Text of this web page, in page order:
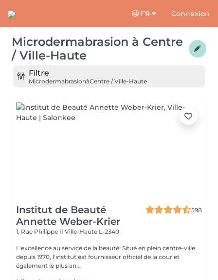
FR Connexion
Microdermabrasion à Centre
/ Ville-Haute
Filtre
MicrodermabrasionàCentre / Ville-Haute
Institut de Beauté
Annette Weber-Krier
598
1, Rue Philippe II Ville-Haute L-2340
L'excellence au service de la beauté! Situé en plein centre-ville
depuis 1970, l'institut est fournisseur officiel de la cour et
également le plus an...